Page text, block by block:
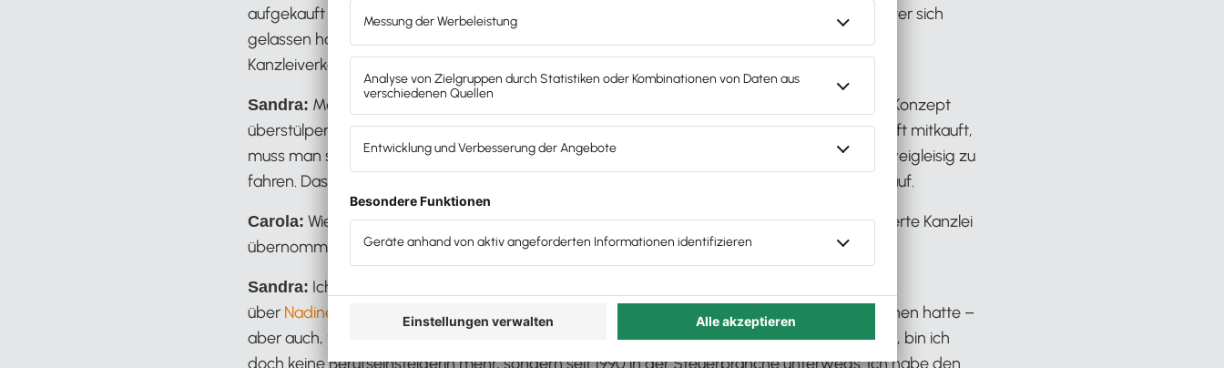
aufgekauft zu haben. Erst als er die herkömmliche Aufmachung und Herangehensweise hinter sich
gelassen hat, startete seine Steuerberatungsgesellschaft durch. Du hast Recht, das Thema
Kanzleiverkauf scheint durch zu sein.
Sandra: Man kann bestehenden Mandanten einer Kanzlei nun mal nicht einfach ein neues Konzept
überstülpen, sonst läuft man Gefahr, sie zu verlieren. Wenn man nicht digitalisierte Kundschaft mitkauft,
muss man sich darauf einstellen, mehr Zeit in den Übergang zu investieren und zunächst zweigleisig zu
fahren. Das bringt dann wieder neue Probleme mit sich, aber sonst zahlt man immer nur drauf.
Carola: Wie hast du denn angefangen? Seit wann bist du selbständig – hast du eine etablierte Kanzlei
übernommen für deinen Start?
Sandra: Ich habe mir meine Selbständigkeit nach und nach aufgebaut. Zwar habt ihr mich
über Nadine Meibohmkennengelernt, mit der ich über das Thema Lexware Office gesprochen hatte –
aber auch, wenn ich Nadine wiederum im „Forum junge Steuerberater“ kennengelernt habe, bin ich
doch keine Berufseinsteigerin mehr, sondern seit 1990 in der Steuerbranche unterwegs. Ich habe den